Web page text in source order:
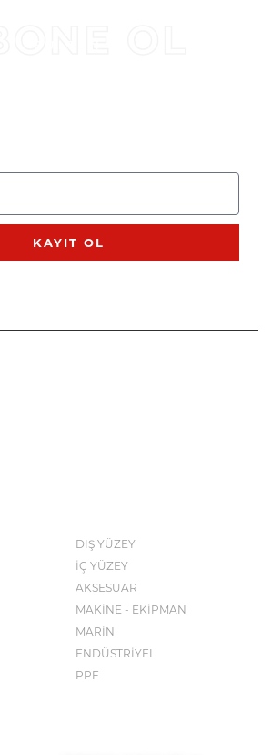
KAYIT OL
DIŞ YÜZEY
İÇ YÜZEY
AKSESUAR
MAKİNE - EKİPMAN
MARİN
ENDÜSTRİYEL
PPF